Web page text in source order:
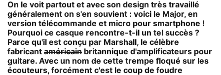
On le voit partout et avec son design très travaillé
généralement on s'en souvient : voici le Major, en
version télécommande et micro pour smartphone !
Pourquoi ce casque rencontre-t-il un tel succès ?
Parce qu'il est conçu par Marshall, le célèbre
fabricant américain britannique d'amplificateurs pour
guitare. Avec un nom de cette trempe floqué sur les
écouteurs, forcément c'est le coup de foudre